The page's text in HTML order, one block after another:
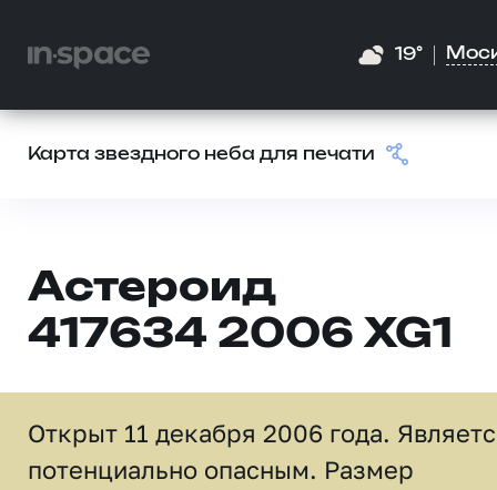
19°
Карта звездного неба для печати
Астероид
417634 2006 XG1
Открыт 11 декабря 2006 года.
потенциально опасным. Размер